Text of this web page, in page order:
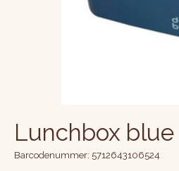
Lunchbox blue
Barcodenummer: 5712643106524